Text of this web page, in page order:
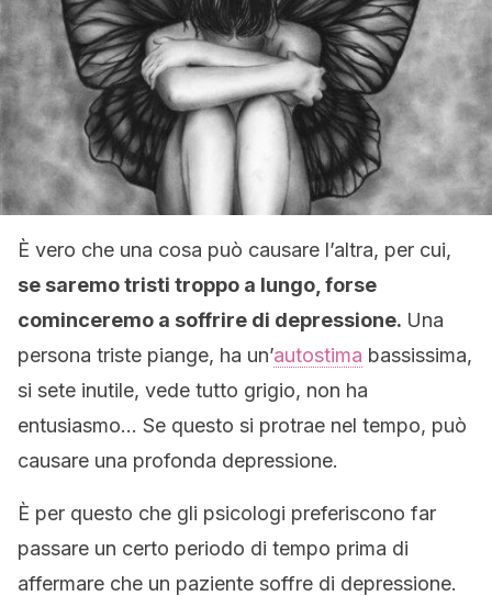
È vero che una cosa può causare l’altra, per cui,
se saremo tristi troppo a lungo, forse
cominceremo a soffrire di depressione. Una
persona triste piange, ha un’autostima bassissima,
si sete inutile, vede tutto grigio, non ha
entusiasmo… Se questo si protrae nel tempo, può
causare una profonda depressione.
È per questo che gli psicologi preferiscono far
passare un certo periodo di tempo prima di
affermare che un paziente soffre di depressione.